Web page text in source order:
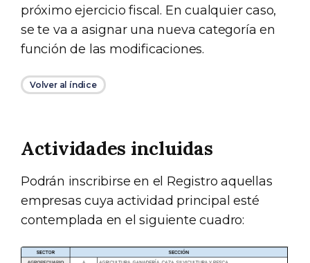
próximo ejercicio fiscal. En cualquier caso,
se te va a asignar una nueva categoría en
función de las modificaciones.
Volver al índice
Actividades incluidas
Podrán inscribirse en el Registro aquellas
empresas cuya actividad principal esté
contemplada en el siguiente cuadro: